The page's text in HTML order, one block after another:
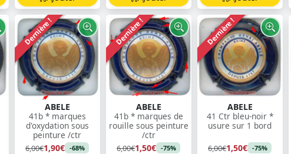
Dernière !
ABELE
41b * marques
d'oxydation sous
peinture /ctr
6,00€1,90€ -68%
Dernière !
ABELE
41b * marques de
rouille sous peinture
/ctr
6,00€1,50€ -75%
Dernière !
ABELE
41 Ctr bleu-noir *
usure sur 1 bord
6,00€1,50€ -75%